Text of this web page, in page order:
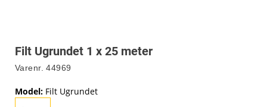
Filt Ugrundet 1 x 25 meter
Varenr. 44969
Model: Filt Ugrundet